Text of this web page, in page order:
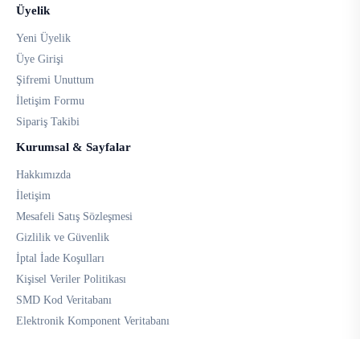
Üyelik
Yeni Üyelik
Üye Girişi
Şifremi Unuttum
İletişim Formu
Sipariş Takibi
Kurumsal & Sayfalar
Hakkımızda
İletişim
Mesafeli Satış Sözleşmesi
Gizlilik ve Güvenlik
İptal İade Koşulları
Kişisel Veriler Politikası
SMD Kod Veritabanı
Elektronik Komponent Veritabanı